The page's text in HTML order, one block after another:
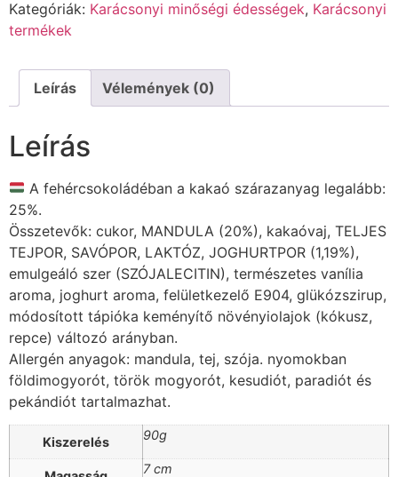
Kategóriák: Karácsonyi minőségi édességek, Karácsonyi
termékek
Leírás Vélemények (0)
Leírás
A fehércsokoládéban a kakaó szárazanyag legalább:
25%.
Összetevők: cukor, MANDULA (20%), kakaóvaj, TELJES
TEJPOR, SAVÓPOR, LAKTÓZ, JOGHURTPOR (1,19%),
emulgeáló szer (SZÓJALECITIN), természetes vanília
aroma, joghurt aroma, felületkezelő E904, glükózszirup,
módosított tápióka keményítő növényiolajok (kókusz,
repce) változó arányban.
Allergén anyagok: mandula, tej, szója. nyomokban
földimogyorót, török mogyorót, kesudiót, paradiót és
pekándiót tartalmazhat.
Kiszerelés 90g
7 cm